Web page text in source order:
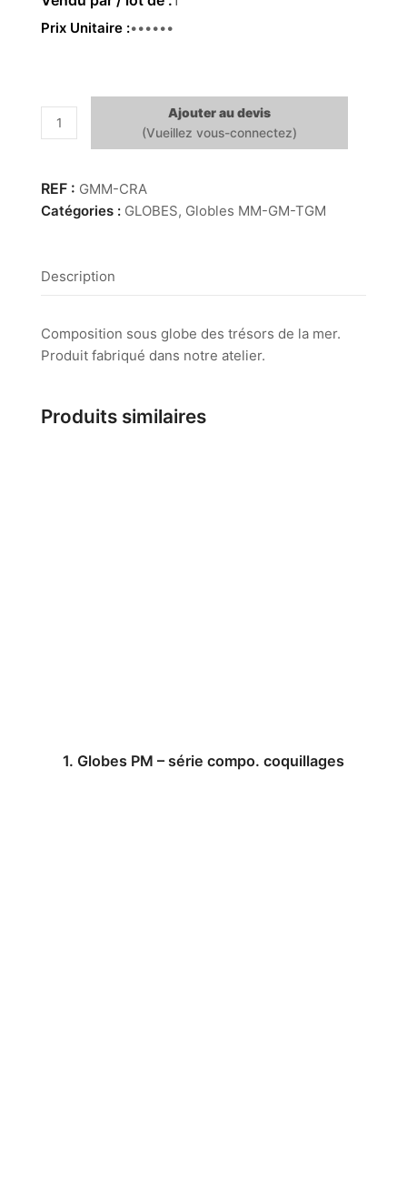
Prix Unitaire 99.00€
quantité
de
MM
-
Crabe
Ajouter au devis
GMM-CRA
Catégories : GLOBES, Globles MM-GM-TGM
Description
Composition sous globe des trésors de la mer.
Produit fabriqué dans notre atelier.
Produits similaires
1. Globes PM – série compo. coquillages